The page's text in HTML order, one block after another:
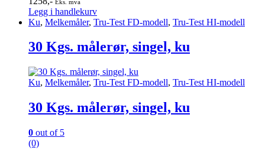
Eks. mva
Legg i handlekurv
Ku, Melkemåler, Tru-Test FD-modell, Tru-Test HI-modell
30 Kgs. målerør, singel, ku
Ku, Melkemåler, Tru-Test FD-modell, Tru-Test HI-modell
30 Kgs. målerør, singel, ku
0 out of 5
(0)